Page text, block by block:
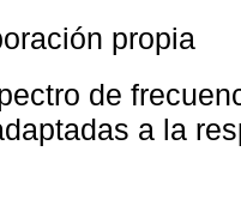
propia
de
a la